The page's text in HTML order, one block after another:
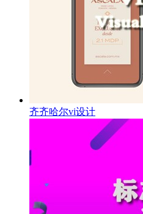
齐齐哈尔vi设计